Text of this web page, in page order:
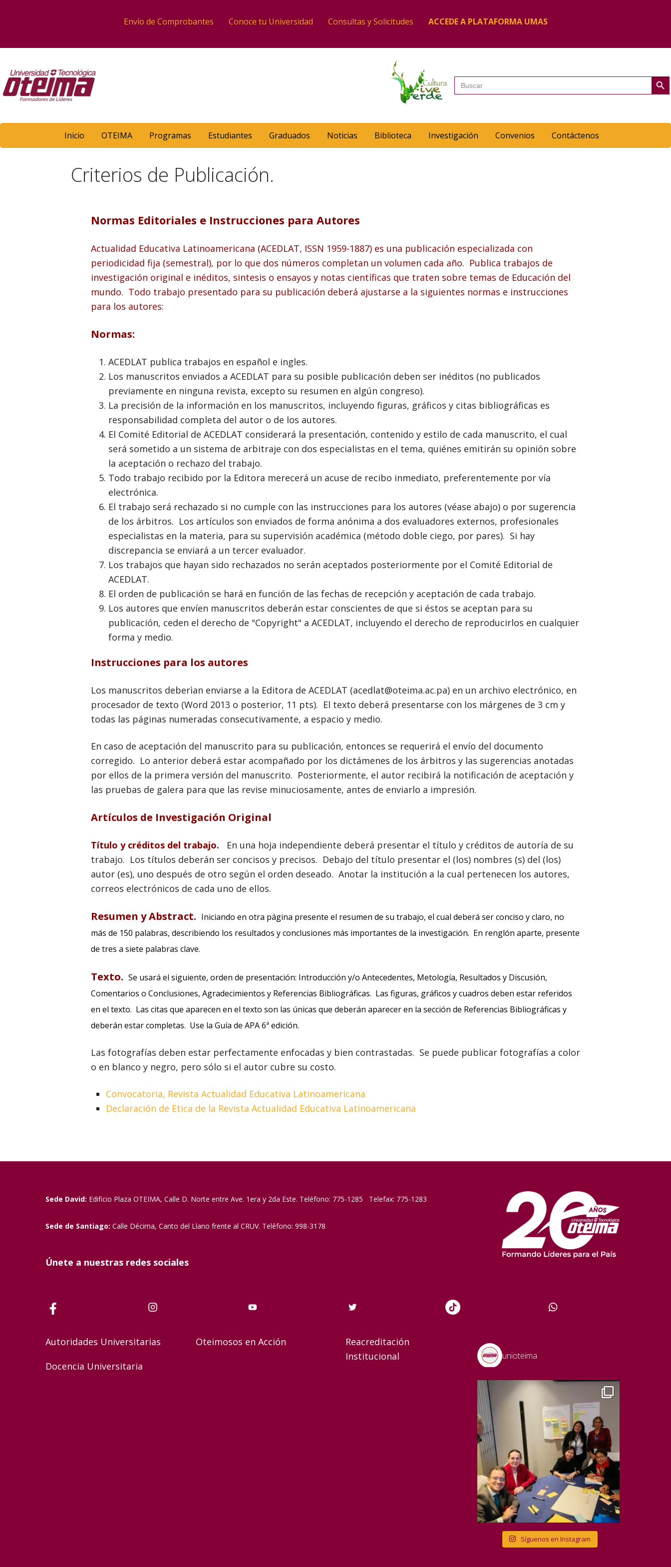
Envío de Comprobantes Conoce tu Universidad Consultas y Solicitudes ACCEDE A PLATAFORMA UMAS
Buscar: Botón de
Inicio OTEIMA Programas Estudiantes Graduados Noticias Biblioteca Investigación Convenios Contáctenos
Criterios de Publicación.
Normas Editoriales e Instrucciones para Autores
Actualidad Educativa Latinoamericana (ACEDLAT, ISSN 1959-1887) es una publicación especializada con
periodicidad fija (semestral), por lo que dos números completan un volumen cada año. Publica trabajos de
investigación original e inéditos, sintesis o ensayos y notas científicas que traten sobre temas de Educación del
mundo. Todo trabajo presentado para su publicación deberá ajustarse a la siguientes normas e instrucciones
para los autores:
Normas:
ACEDLAT publica trabajos en español e ingles.
Los manuscritos enviados a ACEDLAT para su posible publicación deben ser inéditos (no publicados
previamente en ninguna revista, excepto su resumen en algún congreso).
La precisión de la información en los manuscritos, incluyendo figuras, gráficos y citas bibliográficas es
responsabilidad completa del autor o de los autores.
El Comité Editorial de ACEDLAT considerará la presentación, contenido y estilo de cada manuscrito, el cual
será sometido a un sistema de arbitraje con dos especialistas en el tema, quiénes emitirán su opinión sobre
la aceptación o rechazo del trabajo.
Todo trabajo recibido por la Editora merecerá un acuse de recibo inmediato, preferentemente por vía
electrónica.
El trabajo será rechazado si no cumple con las instrucciones para los autores (véase abajo) o por sugerencia
de los árbitros. Los artículos son enviados de forma anónima a dos evaluadores externos, profesionales
especialistas en la materia, para su supervisión académica (método doble ciego, por pares). Si hay
discrepancia se enviará a un tercer evaluador.
Los trabajos que hayan sido rechazados no serán aceptados posteriormente por el Comité Editorial de
ACEDLAT.
El orden de publicación se hará en función de las fechas de recepción y aceptación de cada trabajo.
Los autores que envíen manuscritos deberán estar conscientes de que si éstos se aceptan para su
publicación, ceden el derecho de "Copyright" a ACEDLAT, incluyendo el derecho de reproducirlos en cualquier
forma y medio.
Instrucciones para los autores
Los manuscritos deberìan enviarse a la Editora de ACEDLAT (acedlat@oteima.ac.pa) en un archivo electrónico, en
procesador de texto (Word 2013 o posterior, 11 pts). El texto deberá presentarse con los márgenes de 3 cm y
todas las páginas numeradas consecutivamente, a espacio y medio.
En caso de aceptación del manuscrito para su publicación, entonces se requerirá el envío del documento
corregido. Lo anterior deberá estar acompañado por los dictámenes de los árbitros y las sugerencias anotadas
por ellos de la primera versión del manuscrito. Posteriormente, el autor recibirá la notificación de aceptación y
las pruebas de galera para que las revise minuciosamente, antes de enviarlo a impresión.
Artículos de Investigación Original
Título y créditos del trabajo. En una hoja independiente deberá presentar el título y créditos de autoría de su
trabajo. Los títulos deberán ser concisos y precisos. Debajo del título presentar el (los) nombres (s) del (los)
autor (es), uno después de otro según el orden deseado. Anotar la institución a la cual pertenecen los autores,
correos electrónicos de cada uno de ellos.
Resumen y Abstract. Iniciando en otra página presente el resumen de su trabajo, el cual deberá ser conciso y claro, no
más de 150 palabras, describiendo los resultados y conclusiones más importantes de la investigación. En renglón aparte, presente
de tres a siete palabras clave.
Texto. Se usará el siguiente, orden de presentación: Introducción y/o Antecedentes, Metología, Resultados y Discusión,
Comentarios o Conclusiones, Agradecimientos y Referencias Bibliográficas. Las figuras, gráficos y cuadros deben estar referidos
en el texto. Las citas que aparecen en el texto son las únicas que deberán aparecer en la sección de Referencias Bibliográficas y
deberán estar completas. Use la Guía de APA 6ª edición.
Las fotografías deben estar perfectamente enfocadas y bien contrastadas. Se puede publicar fotografías a color
o en blanco y negro, pero sólo si el autor cubre su costo.
Convocatoria, Revista Actualidad Educativa Latinoamericana
Declaración de Etica de la Revista Actualidad Educativa Latinoamericana
Sede David: Edificio Plaza OTEIMA, Calle D. Norte entre Ave. 1era y 2da Este. Teléfono: 775-1285 Telefax: 775-1283
Sede de Santiago: Calle Décima, Canto del Llano frente al CRUV. Teléfono: 998-3178
Únete a nuestras redes sociales
Autoridades Universitarias
Docencia Universitaria
Oteimosos en Acción
Reacreditación
Institucional
unioteima
Síguenos en Instagram